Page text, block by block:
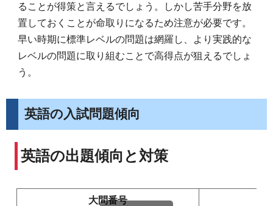
ることが得策と言えるでしょう。しかし苦手分野を放
置しておくことが命取りになるため注意が必要です。
早い時期に標準レベルの問題は網羅し、より実践的な
レベルの問題に取り組むことで高得点が狙えるでしょ
う。
英語の入試問題傾向
英語の出題傾向と対策
大問番号